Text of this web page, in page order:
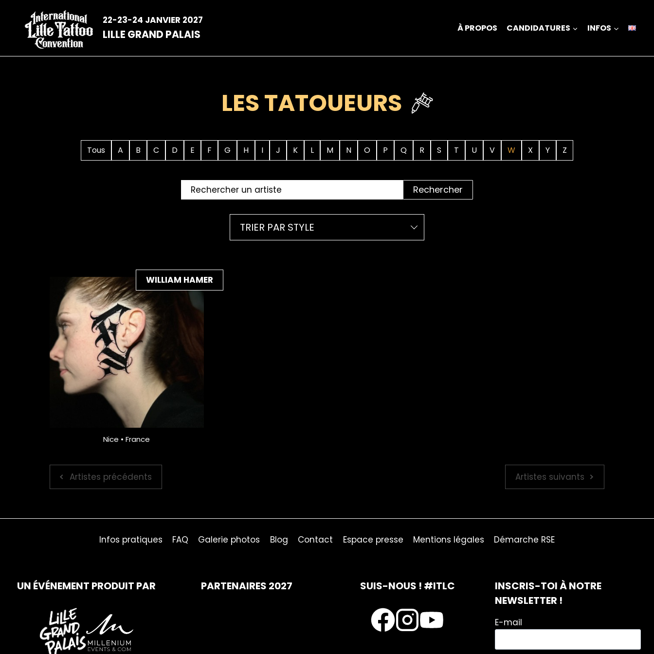
contenu
22-23-24 JANVIER 2027
LILLE GRAND PALAIS À PROPOS CANDIDATURES INFOS
LES TATOUEURS
Tous A B C D E F G H I J K L M N O P Q R S T U V W X Y Z
Rechercher
TRIER PAR STYLE
WILLIAM HAMER
Nice • France
Artistes précédents Artistes suivants
Infos pratiques FAQ Galerie photos Blog Contact Espace presse Mentions légales Démarche RSE
UN ÉVÉNEMENT PRODUIT PAR PARTENAIRES 2027 SUIS-NOUS ! #ITLC
INSCRIS-TOI À NOTRE
NEWSLETTER !
E-mail